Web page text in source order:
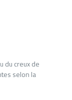
du creux de
selon la